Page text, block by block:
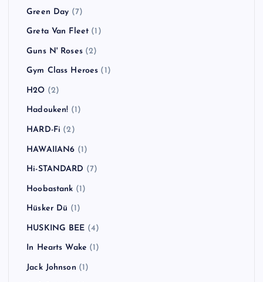
Green Day (7)
Greta Van Fleet (1)
Guns N' Roses(2)
Gym Class Heroes (1)
H2O (2)
Hadouken! (1)
HARD-Fi (2)
HAWAIIAN6 (1)
Hi-STANDARD (7)
Hoobastank (1)
Hüsker Dü (1)
HUSKING BEE (4)
In Hearts Wake (1)
Jack Johnson (1)